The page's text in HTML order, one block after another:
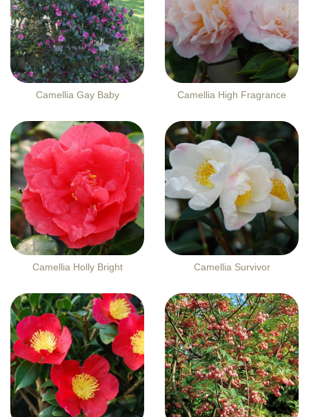
Camellia Gay Baby Camellia High Fragrance
Camellia Holly Bright Camellia Survivor